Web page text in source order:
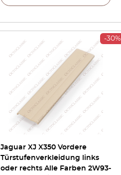
-30%
Jaguar XJ X350 Vordere
Türstufenverkleidung links
oder rechts Alle Farben 2W93-